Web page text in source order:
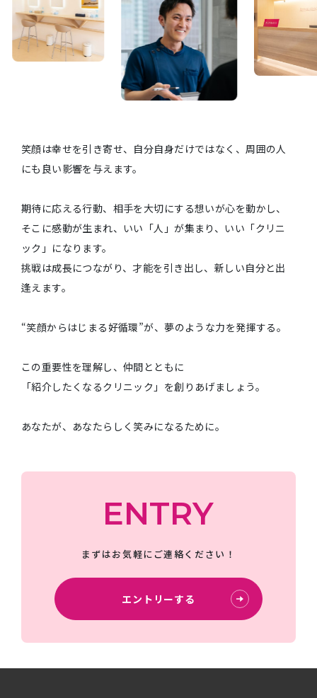
笑顔は幸せを引き寄せ、自分自身だけではなく、周囲の人
にも良い影響を与えます。
期待に応える行動、相手を大切にする想いが心を動かし、
そこに感動が生まれ、いい「人」が集まり、いい「クリニ
ック」になります。
挑戦は成長につながり、才能を引き出し、新しい自分と出
逢えます。
“笑顔からはじまる好循環”が、夢のような力を発揮する。
この重要性を理解し、仲間とともに
「紹介したくなるクリニック」を創りあげましょう。
あなたが、あなたらしく笑みになるために。
ENTRY
まずはお気軽にご連絡ください！
エントリーする